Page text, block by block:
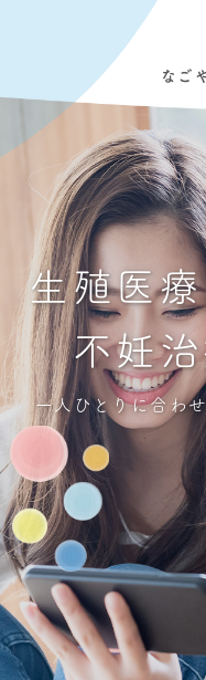
生殖医
不妊
一人ひとりに合わ